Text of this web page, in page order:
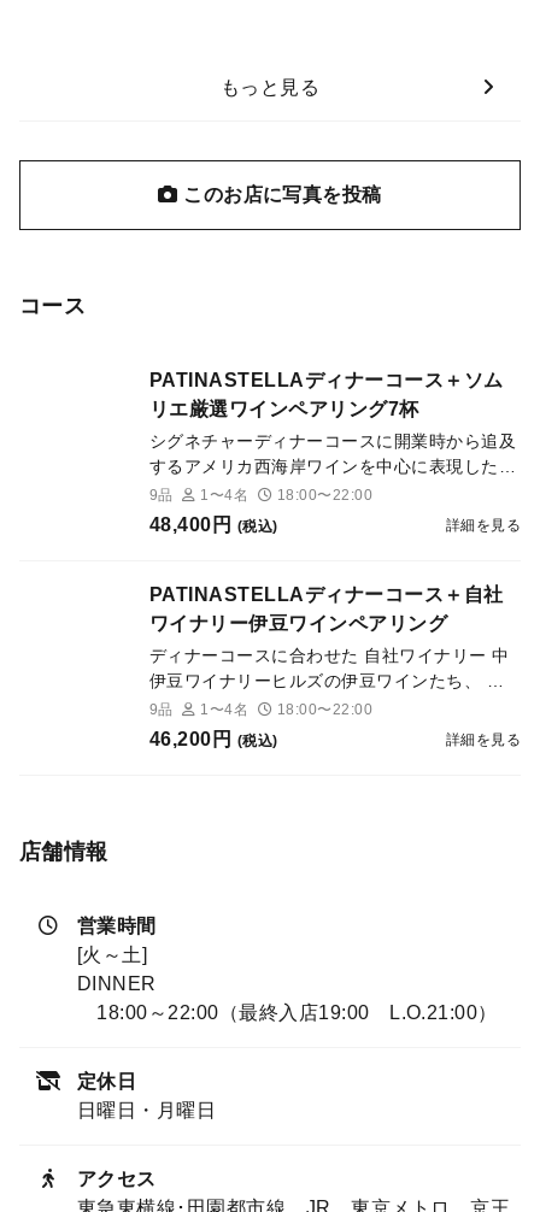
もっと見る
このお店に写真を投稿
コース
PATINASTELLAディナーコース＋ソム
リエ厳選ワインペアリング7杯
シグネチャーディナーコースに開業時から追及
するアメリカ西海岸ワインを中心に表現した、
旬の食材だけが秘める潜在性を最大限に引き出
すワインストーリー。
9品 1〜4名 18:00〜22:00
48,400円 (税込) 詳細を見る
PATINASTELLAディナーコース＋自社
ワイナリー伊豆ワインペアリング
ディナーコースに合わせた 自社ワイナリー 中
伊豆ワイナリーヒルズの伊豆ワインたち、 醸
造のプロたちがいかに伊豆らしいワインをつく
るかを追求したオリジナルペアリング。
9品 1〜4名 18:00〜22:00
46,200円 (税込) 詳細を見る
店舗情報
営業時間
[火～土]
DINNER
18:00～22:00（最終入店19:00 L.O.21:00）
定休日
日曜日・月曜日
アクセス